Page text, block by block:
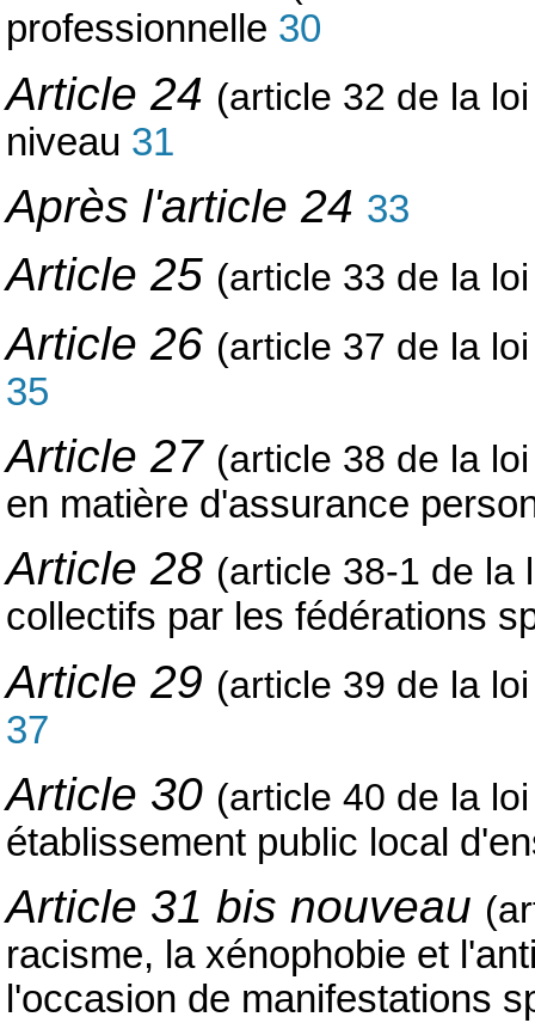
professionnelle 30
Article 24 (article 32 de la
niveau 31
Après l'article 24 33
Article 25 (article 33 de la
Article 26 (article 37 de la
35
Article 27 (article 38 de la
en matière d'assurance
Article 28 (article 38-1 de la
collectifs par les fédérations
Article 29 (article 39 de la
37
Article 30 (article 40 de la
établissement public local
Article 31 bis nouveau
racisme, la xénophobie et
l'occasion de manifestations